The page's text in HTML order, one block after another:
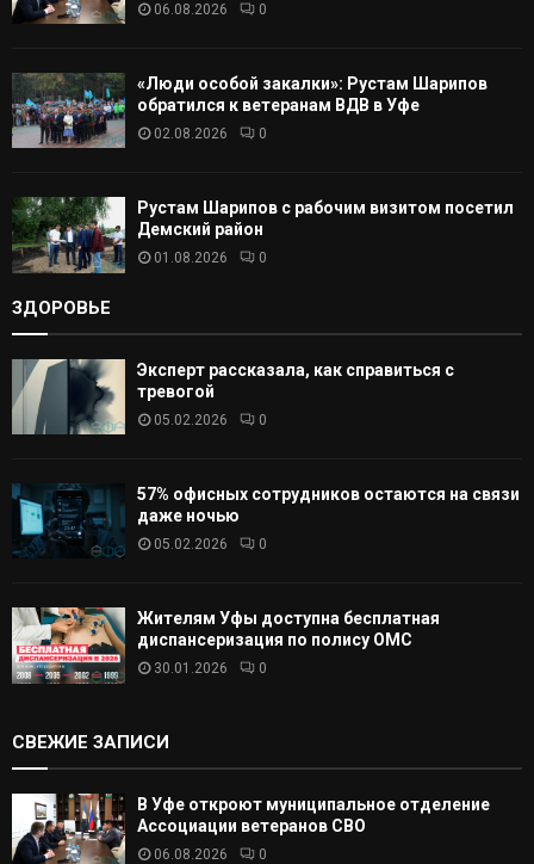
06.08.2026 0
«Люди особой закалки»: Рустам Шарипов
обратился к ветеранам ВДВ в Уфе
02.08.2026 0
Рустам Шарипов с рабочим визитом посетил
Демский район
01.08.2026 0
ЗДОРОВЬЕ
Эксперт рассказала, как справиться с
тревогой
05.02.2026 0
57% офисных сотрудников остаются на связи
даже ночью
05.02.2026 0
Жителям Уфы доступна бесплатная
диспансеризация по полису ОМС
30.01.2026 0
СВЕЖИЕ ЗАПИСИ
В Уфе откроют муниципальное отделение
Ассоциации ветеранов СВО
06.08.2026 0